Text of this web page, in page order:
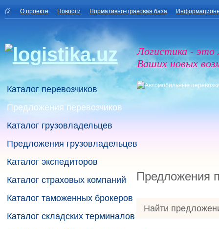
О проекте Новости Нормативно-правовая база
Логистика - это
Ваших новых
Каталог перевозчиков
Предложения перевозчиков
Каталог грузовладельцев
Предложения грузовладельцев
Каталог экспедиторов
Каталог страховых компаний
Каталог таможенных брокеров
Каталог складских терминалов
Предложения
Найти